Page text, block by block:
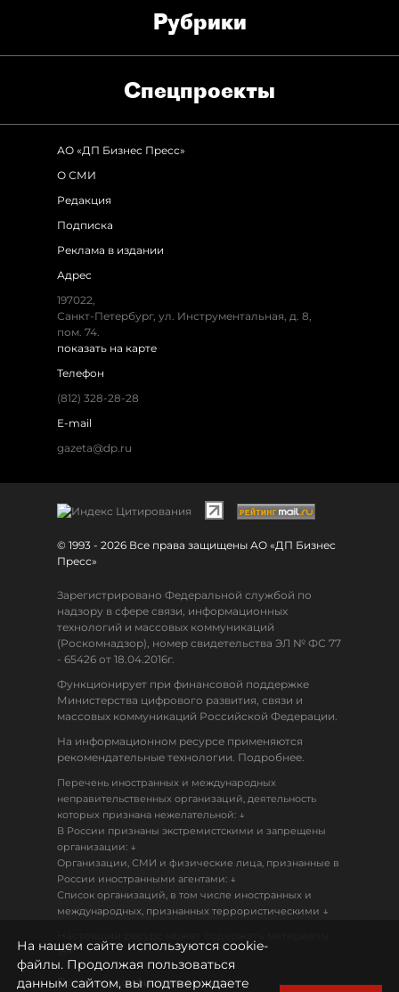
Рубрики
Спец­проекты
АО «ДП Бизнес Пресс»
О СМИ
Редакция
Подписка
Реклама в издании
Адрес
197022,
Санкт-Петербург, ул. Инструментальная, д. 8,
пом. 74.
показать на карте
Телефон
(812) 328-28-28
E-mail
gazeta@dp.ru
© 1993 - 2026 Все права защищены АО «ДП Бизнес
Пресс»
Зарегистрировано Федеральной службой по
надзору в сфере связи, информационных
технологий и массовых коммуникаций
(Роскомнадзор), номер свидетельства ЭЛ № ФС 77
- 65426 от 18.04.2016г.
Функционирует при финансовой поддержке
Министерства цифрового развития, связи и
массовых коммуникаций Российской Федерации.
На информационном ресурсе применяются
рекомендательные технологии. Подробнее.
Перечень иностранных и международных
неправительственных организаций, деятельность
которых признана нежелательной: ↓
В России признаны экстремистскими и запрещены
организации: ↓
Организации, СМИ и физические лица, признанные в
России иностранными агентами: ↓
Список организаций, в том числе иностранных и
международных, признанных террористическими ↓
18+
Политика конфиденциальности
На нашем сайте используются cookie-
файлы. Продолжая пользоваться
данным сайтом, вы подтверждаете